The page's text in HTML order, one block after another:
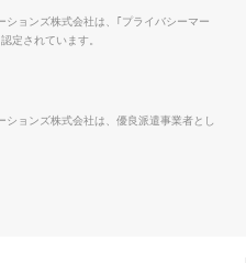
ションズ株式会社は、｢プライバシーマー
定されています。
ションズ株式会社は、優良派遣事業者とし